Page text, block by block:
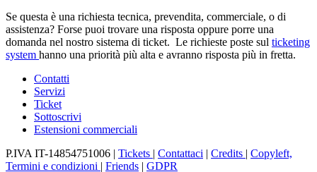
Se questa è una richiesta tecnica, prevendita, commerciale, o di
assistenza? Forse puoi trovare una risposta oppure porre una
domanda nel nostro sistema di ticket. Le richieste poste sul ticketing
system hanno una priorità più alta e avranno risposta più in fretta.
Contatti
Servizi
Ticket
Sottoscrivi
Estensioni commerciali
P.IVA IT-14854751006 | Tickets | Contattaci | Credits | Copyleft,
Termini e condizioni | Friends | GDPR